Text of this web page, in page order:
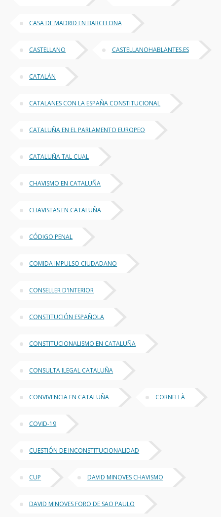
CASA DE MADRID EN BARCELONA
CASTELLANO CASTELLANOHABLANTES.ES
CATALÁN
CATALANES CON LA ESPAÑA CONSTITUCIONAL
CATALUÑA EN EL PARLAMENTO EUROPEO
CATALUÑA TAL CUAL
CHAVISMO EN CATALUÑA
CHAVISTAS EN CATALUÑA
CÓDIGO PENAL
COMIDA IMPULSO CIUDADANO
CONSELLER D'INTERIOR
CONSTITUCIÓN ESPAÑOLA
CONSTITUCIONALISMO EN CATALUÑA
CONSULTA ILEGAL CATALUÑA
CONVIVENCIA EN CATALUÑA CORNELLÀ
COVID-19
CUESTIÓN DE INCONSTITUCIONALIDAD
CUP DAVID MINOVES CHAVISMO
DAVID MINOVES FORO DE SAO PAULO